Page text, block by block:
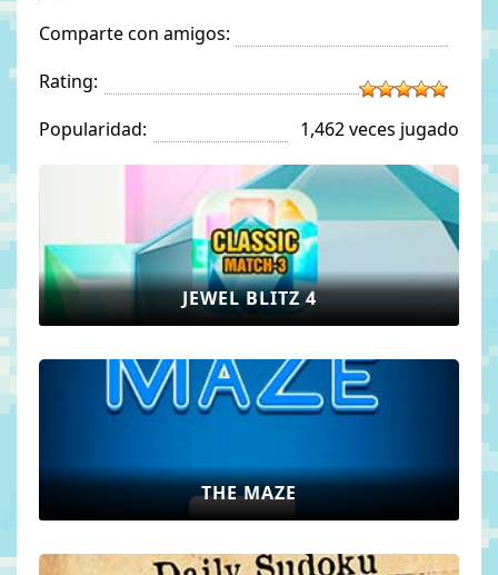
Comparte con amigos:
Rating:
Popularidad:
1,462 veces jugado
JEWEL BLITZ 4
THE MAZE